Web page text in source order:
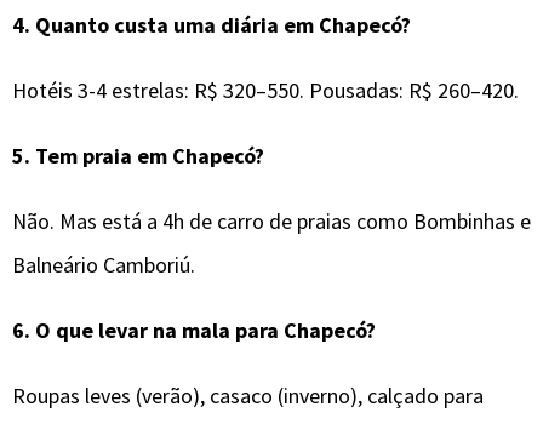
4. Quanto custa uma diária em Chapecó?
Hotéis 3-4 estrelas: R$ 320–550. Pousadas: R$ 260–420.
5. Tem praia em Chapecó?
Não. Mas está a 4h de carro de praias como Bombinhas e
Balneário Camboriú.
6. O que levar na mala para Chapecó?
Roupas leves (verão), casaco (inverno), calçado para